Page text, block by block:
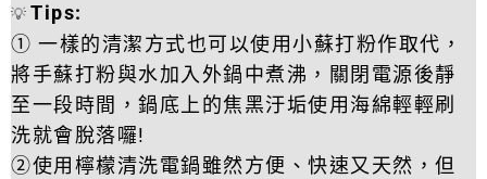
💡 Tips:
① 一樣的清潔方式也可以使用小蘇打粉作取代，
將手蘇打粉與水加入外鍋中煮沸，關閉電源後靜
至一段時間，鍋底上的焦黑汙垢使用海綿輕輕刷
洗就會脫落囉!
②使用檸檬清洗電鍋雖然方便、快速又天然，但